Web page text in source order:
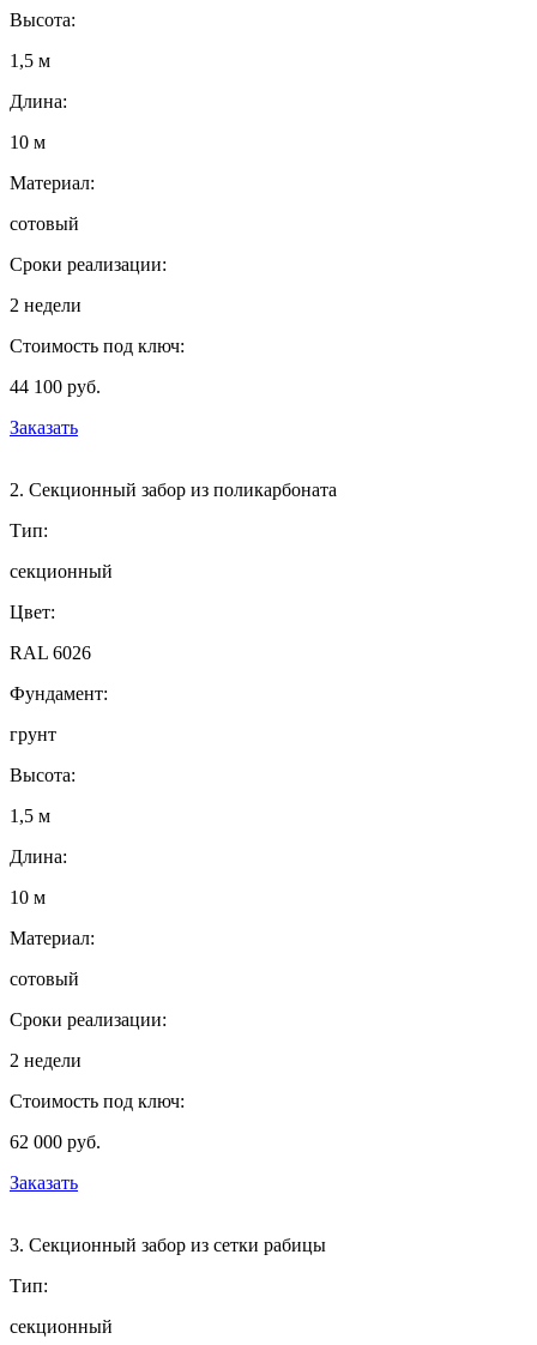
Высота:
1,5 м
Длина:
10 м
Материал:
сотовый
Сроки реализации:
2 недели
Стоимость под ключ:
44 100 руб.
Заказать
2. Секционный забор из поликарбоната
Тип:
секционный
Цвет:
RAL 6026
Фундамент:
грунт
Высота:
1,5 м
Длина:
10 м
Материал:
сотовый
Сроки реализации:
2 недели
Стоимость под ключ:
62 000 руб.
Заказать
3. Секционный забор из сетки рабицы
Тип:
секционный